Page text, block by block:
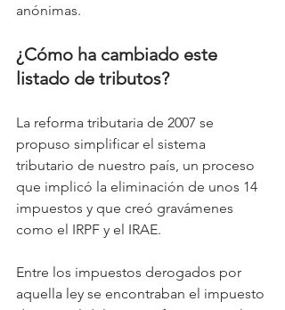
anónimas.
¿Cómo ha cambiado este
listado de tributos?
La reforma tributaria de 2007 se
propuso simplificar el sistema
tributario de nuestro país, un proceso
que implicó la eliminación de unos 14
impuestos y que creó gravámenes
como el IRPF y el IRAE.
Entre los impuestos derogados por
aquella ley se encontraban el impuesto